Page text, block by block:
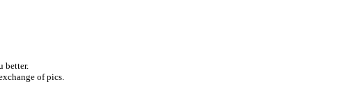
better.
of pics.